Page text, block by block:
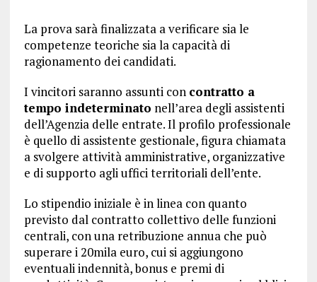
La prova sarà finalizzata a verificare sia le
competenze teoriche sia la capacità di
ragionamento dei candidati.
I vincitori saranno assunti con contratto a
tempo indeterminato nell’area degli assistenti
dell’Agenzia delle entrate. Il profilo professionale
è quello di assistente gestionale, figura chiamata
a svolgere attività amministrative, organizzative
e di supporto agli uffici territoriali dell’ente.
Lo stipendio iniziale è in linea con quanto
previsto dal contratto collettivo delle funzioni
centrali, con una retribuzione annua che può
superare i 20mila euro, cui si aggiungono
eventuali indennità, bonus e premi di